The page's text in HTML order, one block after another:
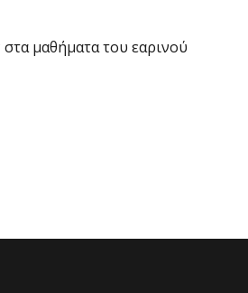
μαθήματα του εαρινού